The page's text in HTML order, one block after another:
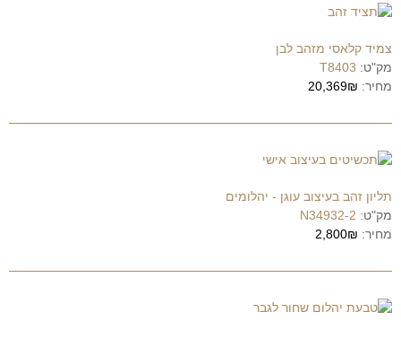
צמיד קלאסי מזהב לבן
מק"ט: T8403
מחיר: 20,369₪
תליון זהב בעיצוב עוגן - יהלומים
מק"ט: N34932-2
מחיר: 2,800₪